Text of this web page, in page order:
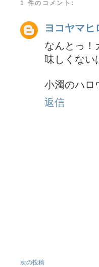
1 件のコメント:
ヨコヤマヒ
なんとっ！
味しくない
小濁のハロ
返信
次の投稿